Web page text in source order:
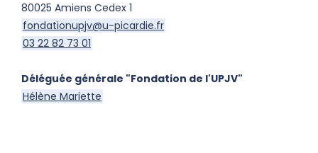
80025 Amiens Cedex 1
fondationupjv@u-picardie.fr
03 22 82 73 01
Déléguée générale "Fondation de l'UPJV"
Hélène Mariette